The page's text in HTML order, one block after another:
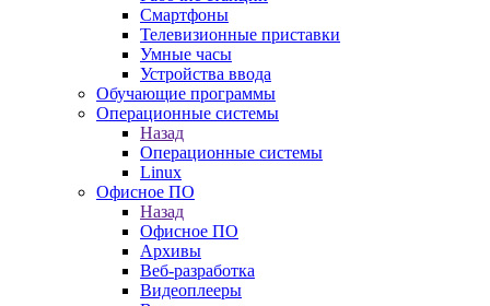
Смартфоны
Телевизионные приставки
Умные часы
Устройства ввода
Обучающие программы
Операционные системы
Назад
Операционные системы
Linux
Офисное ПО
Назад
Офисное ПО
Архивы
Веб-разработка
Видеоплееры